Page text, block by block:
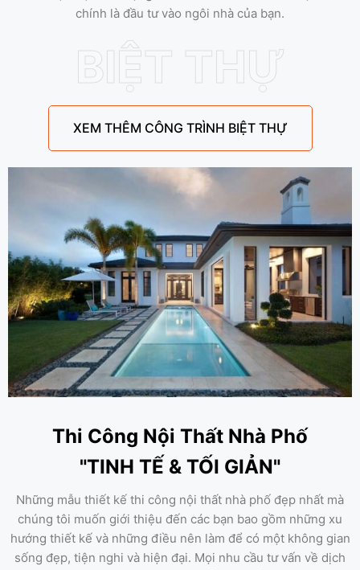
chính là đầu tư vào ngôi nhà của bạn.
BIỆT THỰ
XEM THÊM CÔNG TRÌNH BIỆT THỰ
Thi Công Nội Thất Nhà Phố
"TINH TẾ & TỐI GIẢN"
Những mẫu thiết kế thi công nội thất nhà phố đẹp nhất mà
chúng tôi muốn giới thiệu đến các bạn bao gồm những xu
hướng thiết kế và những điều nên làm để có một không gian
sống đẹp, tiện nghi và hiện đại. Mọi nhu cầu tư vấn về dịch